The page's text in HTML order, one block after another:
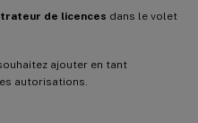
de licences dans le volet
ajouter en tant
autorisations.